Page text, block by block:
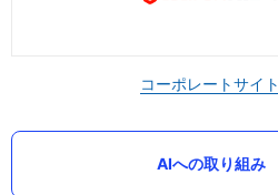
コーポレートサイト
AIへの取り組み